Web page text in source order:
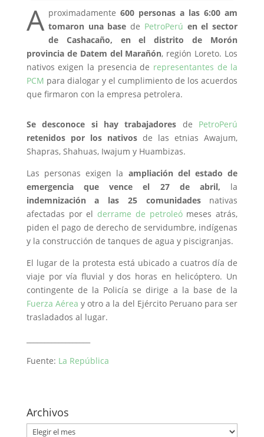
A proximadamente 600 personas a las 6:00 am
tomaron una base de PetroPerú en el sector
de Cashacaño, en el distrito de Morón
provincia de Datem del Marañón, región Loreto. Los
nativos exigen la presencia de representantes de la
PCM para dialogar y el cumplimiento de los acuerdos
que firmaron con la empresa petrolera.
Se desconoce si hay trabajadores de PetroPerú
retenidos por los nativosde las etnias Awajum,
Shapras, Shahuas, Iwajum y Huambizas.
Las personas exigen la ampliación del estado de
emergencia que vence el 27 de abril, la
indemnización a las 25 comunidades nativas
afectadas por el derrame de petroleómeses atrás,
piden el pago de derecho de servidumbre, indígenas
y la construcción de tanques de agua y piscigranjas.
El lugar de la protesta está ubicado a cuatros día de
viaje por vía fluvial y dos horas en helicóptero. Un
contingente de la Policía se dirige a la base de la
Fuerza Aérea y otro a la del Ejército Peruano para ser
trasladados al lugar.
Fuente: La República
Archivos
Archivos